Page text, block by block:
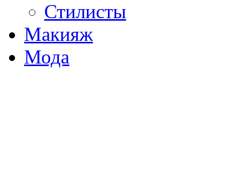
Стилисты
Макияж
Мода